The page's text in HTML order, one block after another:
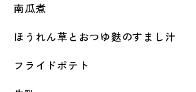
南瓜煮
ほうれん草とおつゆ麩のすまし汁
フライドポテト